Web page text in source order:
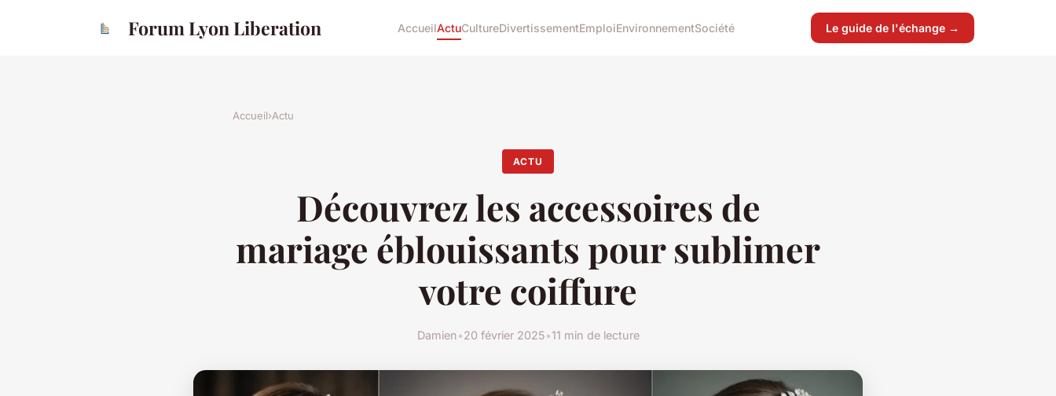
Forum Lyon Liberation AccueilActuCultureDivertissementEmploiEnvironnementSociété Le guide de l'échange →
Accueil›Actu
ACTU
Découvrez les accessoires de
mariage éblouissants pour sublimer
votre coiffure
Damien•20 février 2025•11 min de lecture